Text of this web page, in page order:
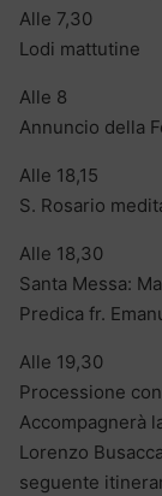
Alle 7,30
Lodi mattutine
Alle 8
Annuncio della
Alle 18,15
S. Rosario
Alle 18,30
Santa Messa:
Predica fr.
Alle 19,30
Processione
Accompagnerà
Lorenzo
seguente